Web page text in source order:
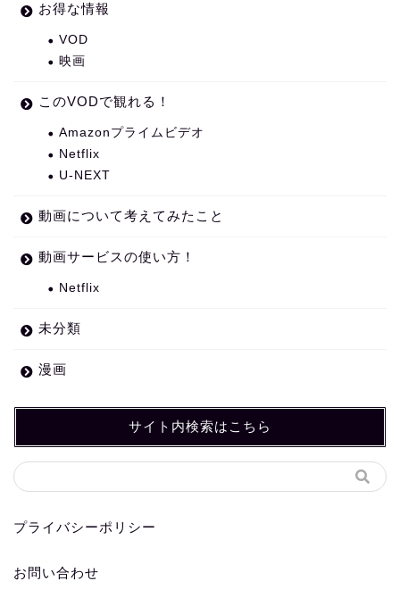
お得な情報
VOD
映画
このVODで観れる！
Amazonプライムビデオ
Netflix
U-NEXT
動画について考えてみたこと
動画サービスの使い方！
Netflix
未分類
漫画
サイト内検索はこちら
プライバシーポリシー
お問い合わせ